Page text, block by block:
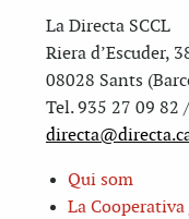
La Directa SCCL
Riera d’Escuder,
08028 Sants
Tel. 935 27 09 82
Qui som
La Cooperativa